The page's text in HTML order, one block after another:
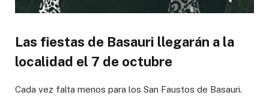
Las fiestas de Basauri llegarán a la
localidad el 7 de octubre
Cada vez falta menos para los San Faustos de Basauri.